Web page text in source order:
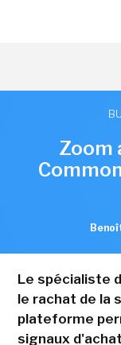
Zoom
Le spécialiste
le rachat de la
plateforme
signaux